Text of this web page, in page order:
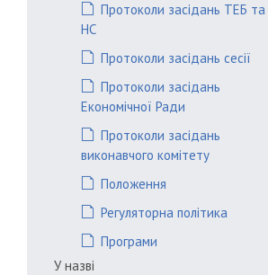
Протоколи засідань ТЕБ та
НС
Протоколи засідань сесії
Протоколи засідань
Економічної Ради
Протоколи засідань
виконавчого комітету
Положення
Регуляторна політика
Програми
У назві